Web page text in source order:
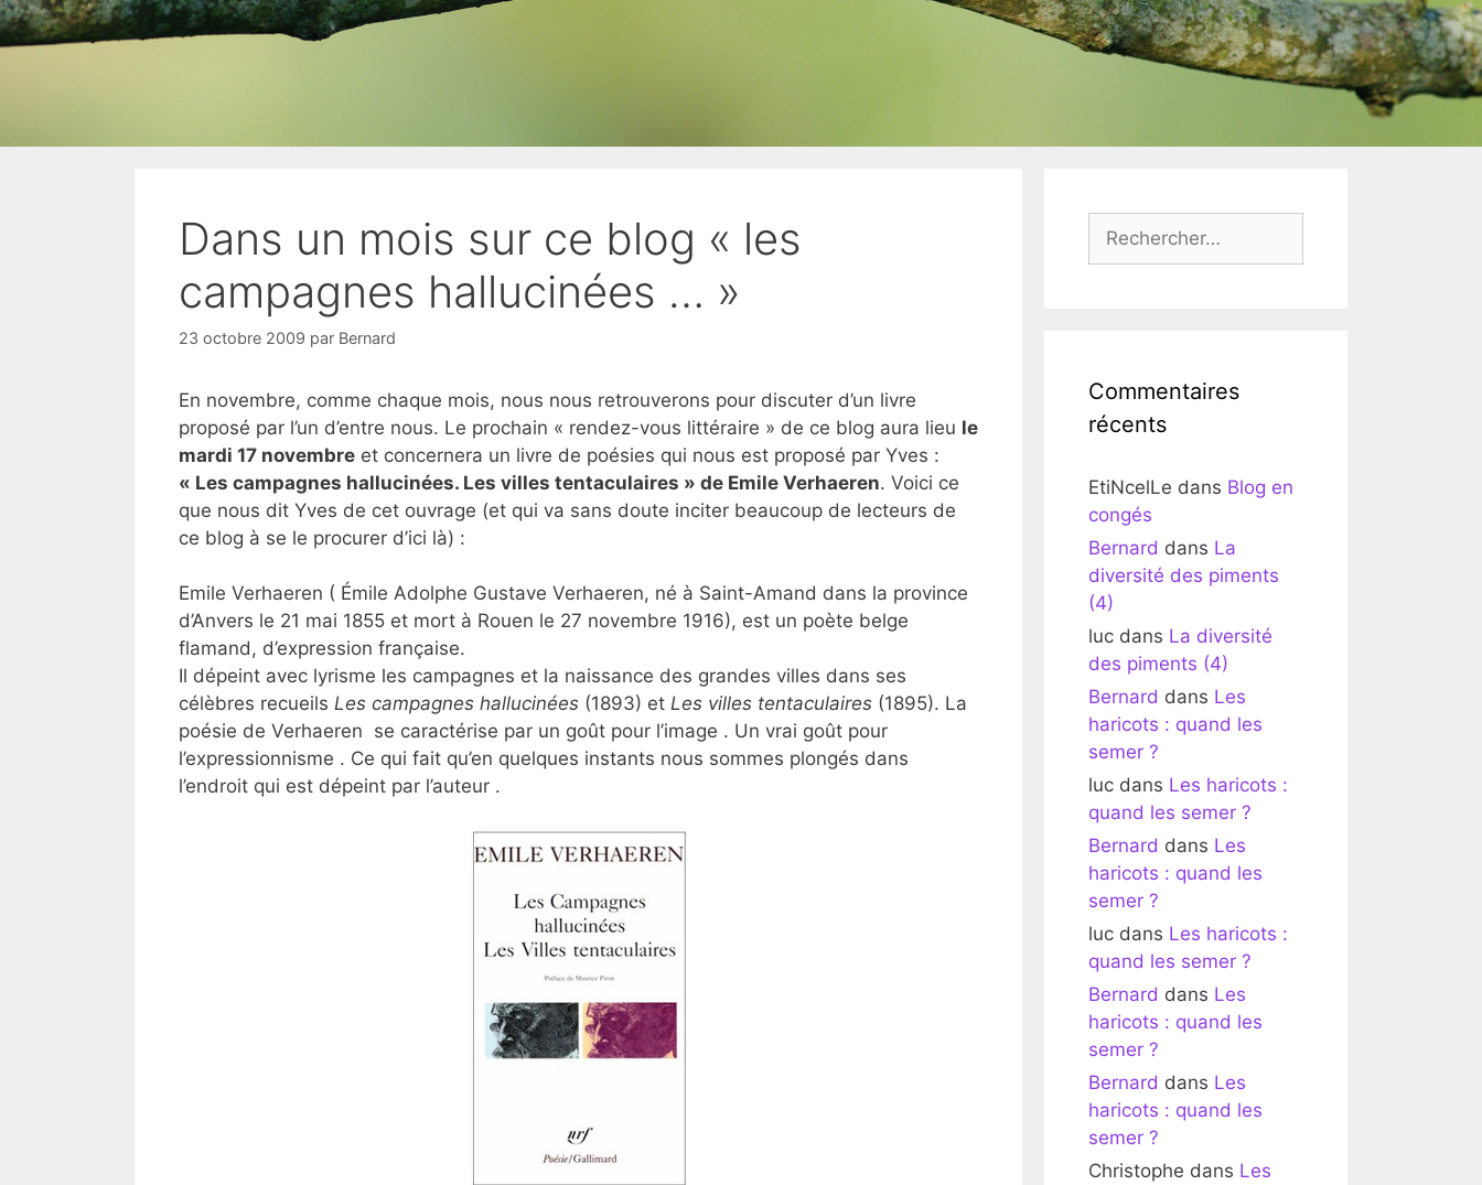
Dans un mois sur ce blog « les
campagnes hallucinées … »
23 octobre 2009 par Bernard
En novembre, comme chaque mois, nous nous retrouverons pour discuter d’un livre
proposé par l’un d’entre nous. Le prochain « rendez-vous littéraire » de ce blog aura lieu le
mardi 17 novembre et concernera un livre de poésies qui nous est proposé par Yves :
« Les campagnes hallucinées. Les villes tentaculaires » de Emile Verhaeren. Voici ce
que nous dit Yves de cet ouvrage (et qui va sans doute inciter beaucoup de lecteurs de
ce blog à se le procurer d’ici là) :
Emile Verhaeren ( Émile Adolphe Gustave Verhaeren, né à Saint-Amand dans la province
d’Anvers le 21 mai 1855 et mort à Rouen le 27 novembre 1916), est un poète belge
flamand, d’expression française.
Il dépeint avec lyrisme les campagnes et la naissance des grandes villes dans ses
célèbres recueils Les campagnes hallucinées (1893) et Les villes tentaculaires (1895). La
poésie de Verhaeren se caractérise par un goût pour l’image . Un vrai goût pour
l’expressionnisme . Ce qui fait qu’en quelques instants nous sommes plongés dans
l’endroit qui est dépeint par l’auteur .
Commentaires
récents
EtiNcelLe dans Blog en
congés
Bernard dans La
diversité des piments
(4)
luc dans La diversité
des piments (4)
Bernard dans Les
haricots : quand les
semer ?
luc dans Les haricots :
quand les semer ?
Bernard dans Les
haricots : quand les
semer ?
luc dans Les haricots :
quand les semer ?
Bernard dans Les
haricots : quand les
semer ?
Bernard dans Les
haricots : quand les
semer ?
Christophe dans Les